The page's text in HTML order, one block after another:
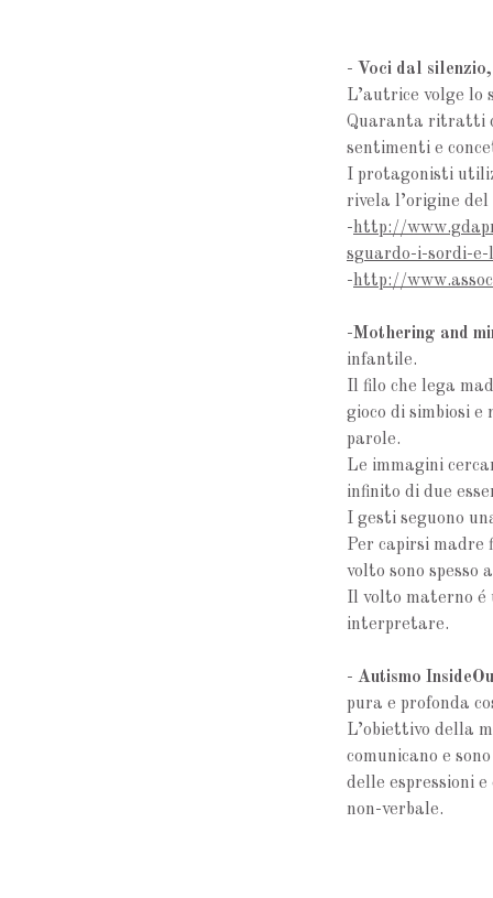
- Voci dal
L’autrice volge lo
Quaranta ritratti
sentimenti e
I protagonisti
rivela l’origine
-http://
sguardo-i-sordi-
-http://
-Mothering and
infantile.
Il filo che lega
gioco di simbiosi
parole.
Le immagini
infinito di due
I gesti seguono
Per capirsi madre
volto sono spesso
Il volto materno é
interpretare.
- Autismo
pura e profonda
L’obiettivo della
comunicano e
delle espressioni
non-verbale.